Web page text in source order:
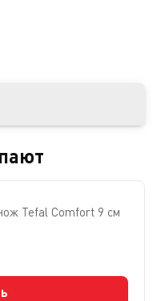
Tefal Сomfort 9 см